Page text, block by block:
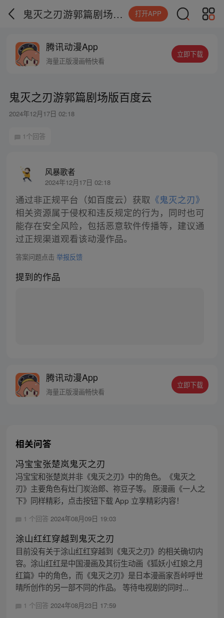
鬼灭之刃游郭篇剧场版百度云 打开APP
腾讯动漫App
海量正版漫画畅快看
立即下载
鬼灭之刃游郭篇剧场版百度云
2024年12月17日 02:18
1个回答
风暴歌者
2024年12月17日 02:18
通过非正规平台（如百度云）获取 《鬼灭之刃》
相关资源属于侵权和违反规定的行为，同时也可
能存在安全风险，包括恶意软件传播等，建议通
过正规渠道观看该动漫作品。
答案问题点击 举报反馈
提到的作品
腾讯动漫App
海量正版漫画畅快看
立即下载
相关问答
冯宝宝张楚岚鬼灭之刃
冯宝宝和张楚岚并非《鬼灭之刃》中的角色。《鬼灭之
刃》主要角色有灶门炭治郎、祢豆子等。 原漫画《一人之
下》同样精彩，点击按钮下载 App 立享精彩内容！
1 个回答 2024年08月09日 19:03
涂山红红穿越到鬼灭之刃
目前没有关于涂山红红穿越到《鬼灭之刃》的相关确切内
容。涂山红红是中国漫画及其衍生动画《狐妖小红娘之月
红篇》中的角色，而《鬼灭之刃》是日本漫画家吾峠呼世
晴所创作的另一部不同的作品。 等待电视剧的同时...
1 个回答 2024年08月23日 17:59